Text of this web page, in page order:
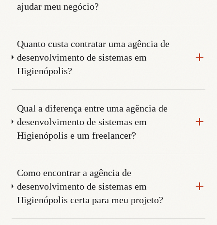
ajudar meu negócio?
Quanto custa contratar uma agência de
desenvolvimento de sistemas em
Higienópolis?
Qual a diferença entre uma agência de
desenvolvimento de sistemas em
Higienópolis e um freelancer?
Como encontrar a agência de
desenvolvimento de sistemas em
Higienópolis certa para meu projeto?